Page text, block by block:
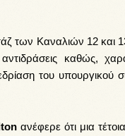
των Καναλιών 12 και
καθώς,
του υπουργικού
ανέφερε ότι μια